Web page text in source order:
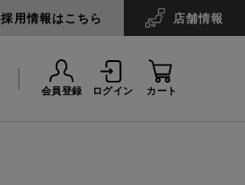
採用情報はこちら 店舗情報
会員登録 ログイン カート